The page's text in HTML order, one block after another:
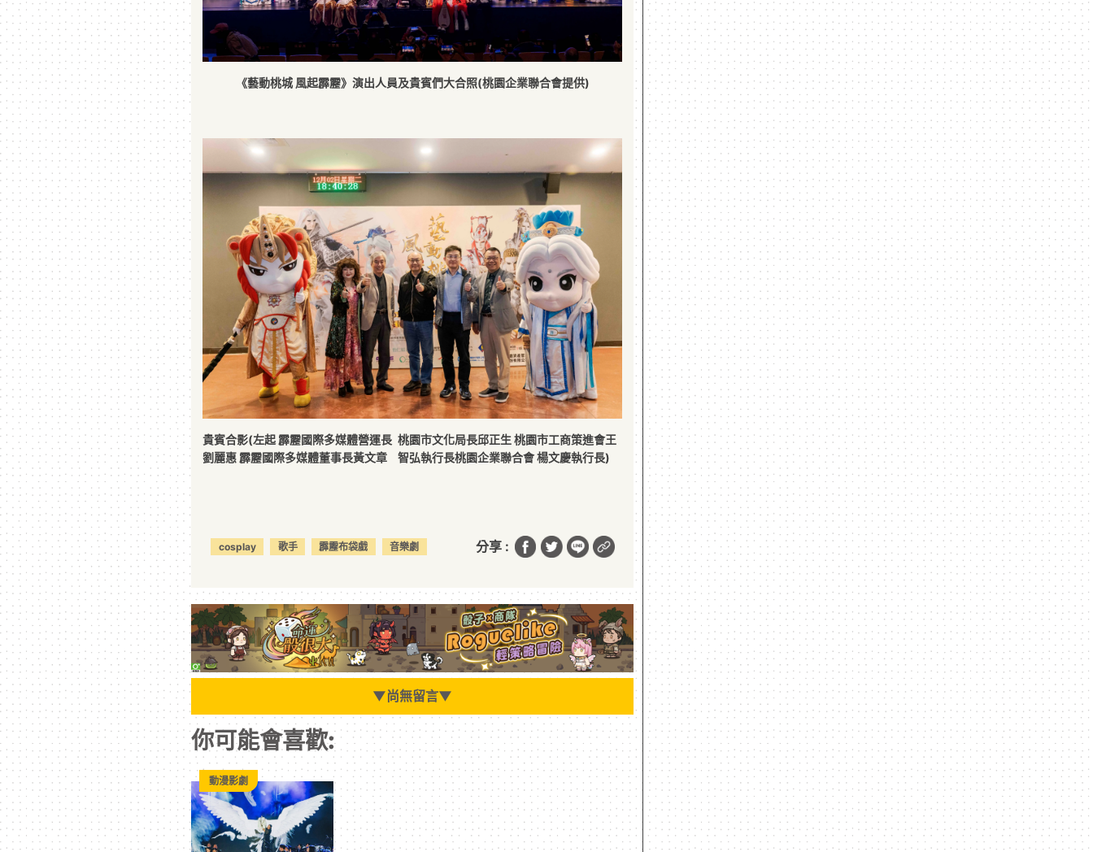
《藝動桃城 風起霹靂》演出人員及貴賓們大合照(桃園企業聯合會提供)
貴賓合影(左起 霹靂國際多媒體營運長
劉麗惠 霹靂國際多媒體董事長黃文章
桃園市文化局長邱正生 桃園市工商策進會王
智弘執行長桃園企業聯合會 楊文慶執行長)
cosplay 歌手 霹靂布袋戲 音樂劇 分享 :
▼尚無留言▼
你可能會喜歡:
動漫影劇